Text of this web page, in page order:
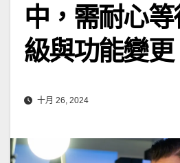
中，需耐心
級與功能變更
十月 26, 2024